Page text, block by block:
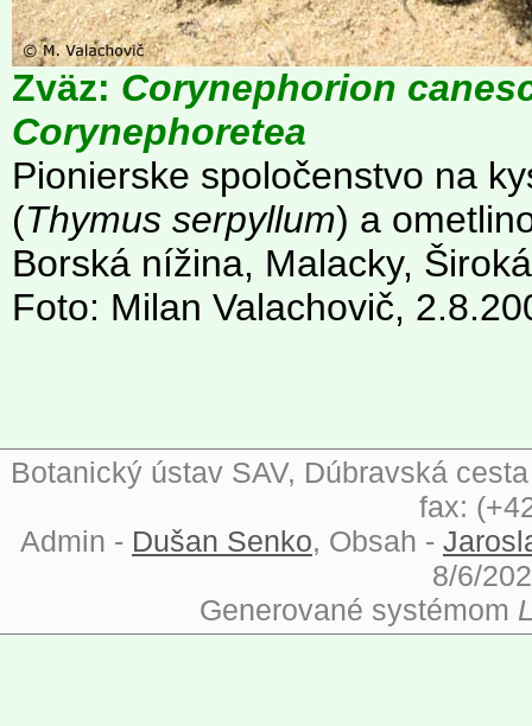
Zväz: Corynephorion
Corynephoretea
Pionierske spoločenstvo na
(Thymus serpyllum) a
Borská nížina, Malacky,
Foto: Milan Valachovič,
Botanický ústav SAV, Dúbravská
fax:
Admin - Dušan Senko, Obsah -
8/6/
Generované systémom